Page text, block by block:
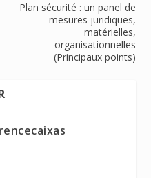
Plan sécurité : un panel de
mesures juridiques,
matérielles,
organisationnelles
(Principaux points)